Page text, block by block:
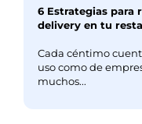
6 Estrategias para
delivery en tu
Cada céntimo
uso como de
muchos...